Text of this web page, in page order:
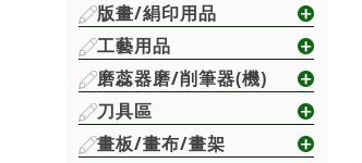
版畫/絹印用品
工藝用品
磨蕊器磨/削筆器(機)
刀具區
畫板/畫布/畫架